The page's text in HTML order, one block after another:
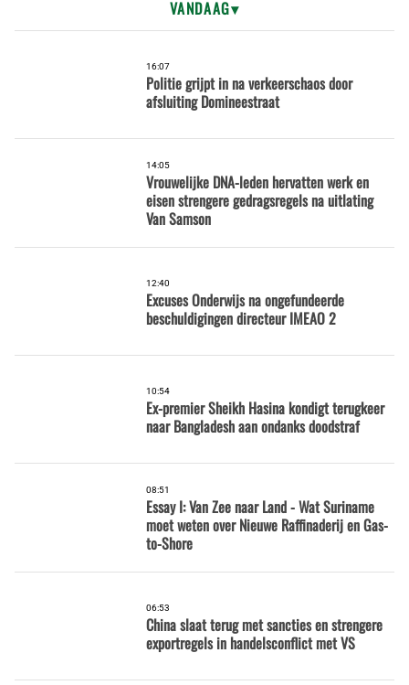
VANDAAG
16:07
Politie grijpt in na verkeerschaos door
afsluiting Domineestraat
14:05
Vrouwelijke DNA-leden hervatten werk en
eisen strengere gedragsregels na uitlating
Van Samson
12:40
Excuses Onderwijs na ongefundeerde
beschuldigingen directeur IMEAO 2
10:54
Ex-premier Sheikh Hasina kondigt terugkeer
naar Bangladesh aan ondanks doodstraf
08:51
Essay I: Van Zee naar Land - Wat Suriname
moet weten over Nieuwe Raffinaderij en Gas-
to-Shore
06:53
China slaat terug met sancties en strengere
exportregels in handelsconflict met VS